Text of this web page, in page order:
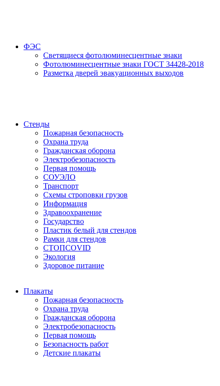
ФЭС
Светящиеся фотолюминесцентные знаки
Фотолюминесцентные знаки ГОСТ 34428-2018
Разметка дверей эвакуационных выходов
Стенды
Пожарная безопасность
Охрана труда
Гражданская оборона
Электробезопасность
Первая помощь
СОУЭЛО
Транспорт
Схемы строповки грузов
Информация
Здравоохранение
Государство
Пластик белый для стендов
Рамки для стендов
СТОПCOVID
Экология
Здоровое питание
Плакаты
Пожарная безопасность
Охрана труда
Гражданская оборона
Электробезопасность
Первая помощь
Безопасность работ
Детские плакаты